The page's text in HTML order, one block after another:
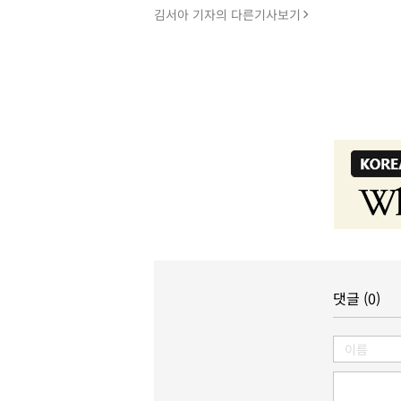
김서아 기자의 다른기사보기
댓글 (0)